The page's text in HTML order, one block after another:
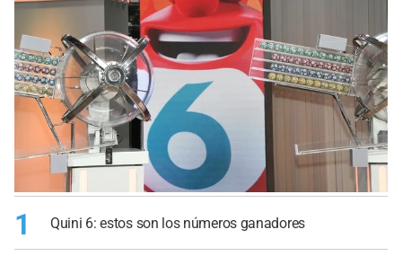
1 Quini 6: estos son los números ganadores